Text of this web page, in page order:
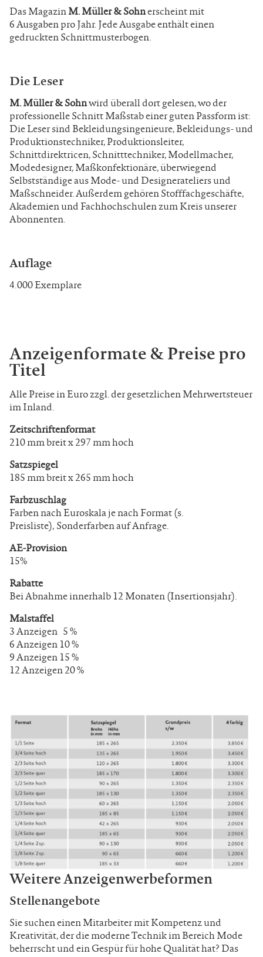
Das MagazinM. Müller & Sohnerscheint mit
6Ausgaben pro Jahr. Jede Ausgabe enthält einen
gedruckten Schnittmusterbogen.
Die Leser
M. Müller & Sohnwird überall dort gelesen, wo der
professionelleSchnitt Maßstab einer guten Passform ist:
Die Leser sind Bekleidungsingenieure, Bekleidungs- und
Produktionstechniker, Produktionsleiter,
Schnittdirektricen, Schnitttechniker, Modellmacher,
Modedesigner, Maßkonfektionäre, überwiegend
Selbstständige aus Mode- und Designerateliers und
Maßschneider. Außerdem gehören Stofffachgeschäfte,
Akademien und Fachhochschulen zum Kreis unserer
Abonnenten.
Auflage
4.000 Exemplare
Anzeigenformate & Preise pro
Titel
Alle Preise in Euro zzgl. der gesetzlichenMehrwertsteuer
im Inland.
Zeitschriftenformat
210 mm breit x 297 mm hoch
Satzspiegel
185 mm breit x 265 mm hoch
Farbzuschlag
Farben nach Euroskala je nach Format (s.
Preisliste), Sonderfarben auf Anfrage.
AE-Provision
15%
Rabatte
Bei Abnahme innerhalb 12 Monaten (Insertionsjahr).
Malstaffel
3 Anzeigen 5 %
6 Anzeigen 10 %
9 Anzeigen 15 %
12 Anzeigen 20 %
Weitere Anzeigenwerbeformen
Stellenangebote
Sie suchen einen Mitarbeiter mit Kompetenzund
Kreativität, der die moderne Technik im Bereich Mode
beherrscht und ein Gespür für hohe Qualität hat? Das